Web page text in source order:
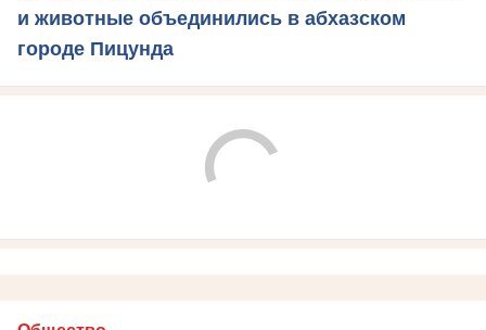
и животные объединились в абхазском
городе Пицунда